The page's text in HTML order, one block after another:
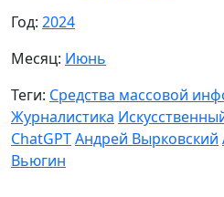
Год: 2024
Месяц: Июнь
Теги: Средства массовой
Журналистика
ChatGPTАндрей Вырковский
Вьюгин